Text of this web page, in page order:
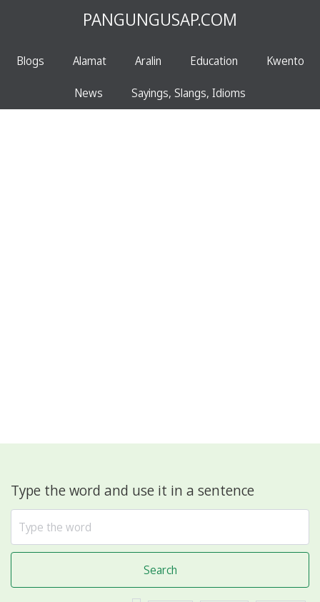
PANGUNGUSAP.COM
Blogs Alamat Aralin Education Kwento
News Sayings, Slangs, Idioms
Type the word and use it in a sentence
Search